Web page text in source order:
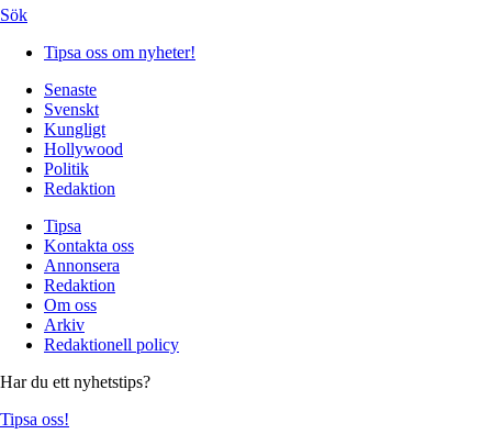
Sök
Tipsa oss om nyheter!
Senaste
Svenskt
Kungligt
Hollywood
Politik
Redaktion
Tipsa
Kontakta oss
Annonsera
Redaktion
Om oss
Arkiv
Redaktionell policy
Har du ett nyhetstips?
Tipsa oss!